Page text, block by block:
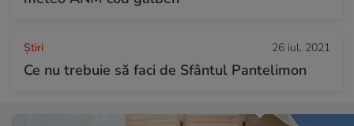
Ştiri 26 iul. 2021
Ce nu trebuie să faci de Sfântul Pantelimon